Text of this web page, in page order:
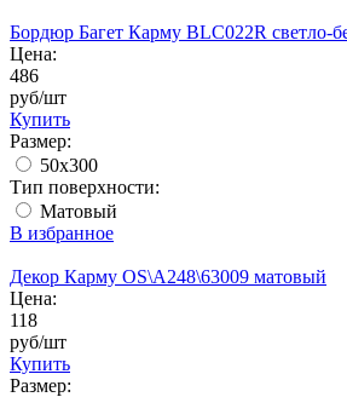
Бордюр Багет Карму BLC022R светло-
Цена:
486
руб/шт
Купить
Размер:
50x300
Тип поверхности:
Матовый
В избранное
Декор Карму OS\A248\63009 матовый
Цена:
118
руб/шт
Купить
Размер: